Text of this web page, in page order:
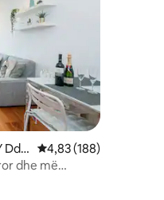
Ddin Vlerësimi mesatar
4,83 (188)
dhe më